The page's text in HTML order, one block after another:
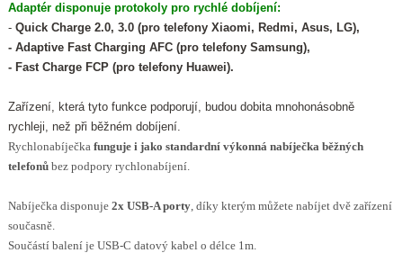
Adaptér disponuje protokoly pro rychlé dobíjení:
- Quick Charge 2.0, 3.0 (pro telefony Xiaomi, Redmi, Asus, LG),
- Adaptive Fast Charging AFC (pro telefony Samsung),
- Fast Charge FCP (pro telefony Huawei).
Zařízení, která tyto funkce podporují, budou dobita mnohonásobně
rychleji, než při běžném dobíjení.
Rychlonabíječkafunguje i jako standardní výkonná nabíječka běžných
telefonůbez podpory rychlonabíjení.
Nabíječka disponuje 2x USB-A porty, díky kterým můžete nabíjet dvě zařízení
současně.
Součástí balení je USB-C datový kabel o délce 1m.